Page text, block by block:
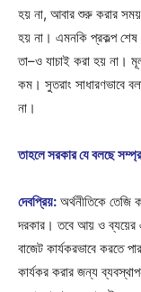
হয় না, আবার শুরু করার সময়
হয় না। এমনকি প্রকল্প শেষ
তা–ও যাচাই করা হয় না।
কম। সুতরাং সাধারণভাবে
না।
তাহলে সরকার যে বলছে
দেবপ্রিয়: অর্থনীতিকে তেজি
দরকার। তবে আয় ও ব্যয়ের
বাজেট কার্যকরভাবে করতে
কার্যকর করার জন্য